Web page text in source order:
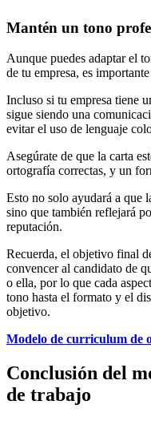
Mantén un tono
Aunque puedes adaptar el
de tu empresa, es
Incluso si tu empresa tiene
sigue siendo una
evitar el uso de lenguaje
Asegúrate de que la carta
ortografía correctas, y un
Esto no solo ayudará a que
sino que también reflejará
reputación.
Recuerda, el objetivo final
convencer al candidato de
o ella, por lo que cada
tono hasta el formato y el
objetivo.
Modelo de curriculum de
Conclusión del
de trabajo